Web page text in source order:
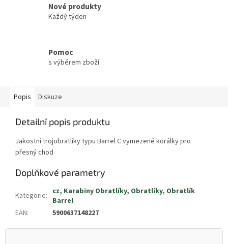
Nové produkty
Každý týden
Pomoc
s výběrem zboží
Popis Diskuze
Detailní popis produktu
Jakostní trojobratlíky typu Barrel C vymezené korálky pro
přesný chod
Doplňkové parametry
Kategorie: cz, Karabiny Obratlíky, Obratlíky, Obratlík
Barrel
EAN: 5900637148227